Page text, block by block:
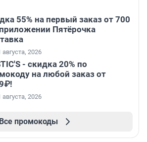
55% на первый заказ от 700
Пятёрочка
2026
- скидка 20% по
на любой заказ от
2026
Все промокоды